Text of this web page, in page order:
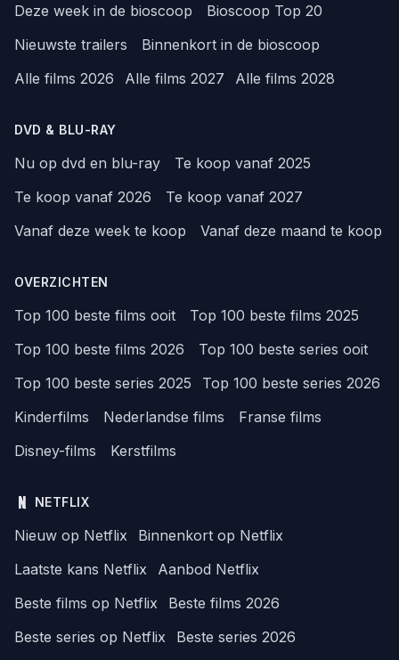
Deze week in de bioscoop
Bioscoop Top 20
Nieuwste trailers
Binnenkort in de bioscoop
Alle films 2026
Alle films 2027 Alle films 2028
DVD & BLU-RAY
Nu op dvd en blu-ray
Te koop vanaf 2025
Te koop vanaf 2026
Te koop vanaf 2027
Vanaf deze week te koop
Vanaf deze maand te koop
OVERZICHTEN
Top 100 beste films ooit
Top 100 beste films 2025
Top 100 beste films 2026
Top 100 beste series ooit
Top 100 beste series 2025
Top 100 beste series 2026
Kinderfilms
Nederlandse films
Franse films
Disney-films
Kerstfilms
NETFLIX
Nieuw op Netflix
Binnenkort op Netflix
Laatste kans Netflix
Aanbod Netflix
Beste films op Netflix
Beste films 2026
Beste series op Netflix
Beste series 2026